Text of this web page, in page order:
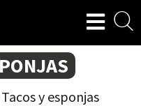
Tacos y esponjas